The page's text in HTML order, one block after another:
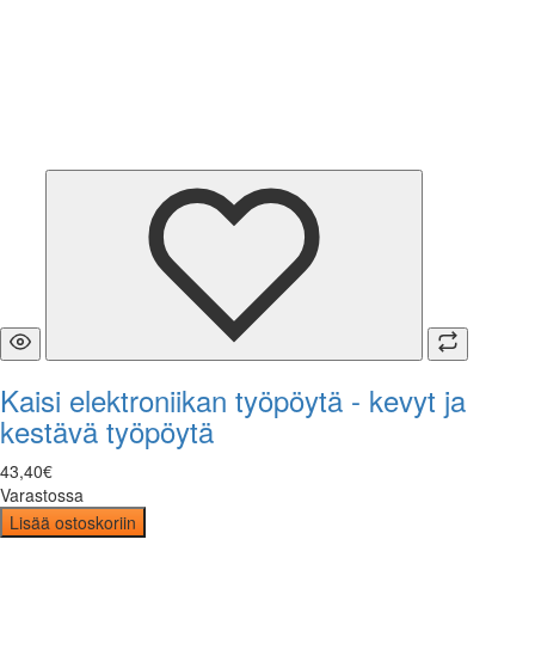
Kaisi elektroniikan työpöytä - kevyt ja
kestävä työpöytä
43,40€
Varastossa
Lisää ostoskoriin